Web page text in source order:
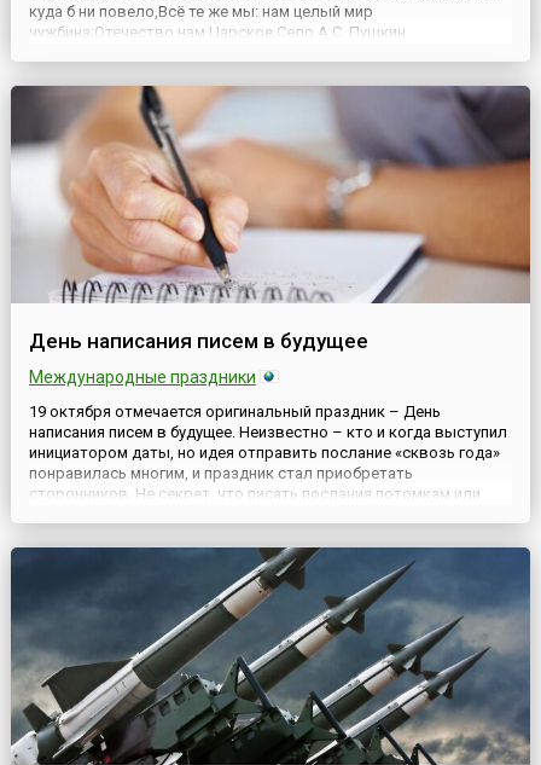
куда б ни повело,Всё те же мы: нам целый мир
чужбина;Отечество нам Царское Село.А.С. Пушкин
День написания писем в будущее
Международные праздники
19 октября отмечается оригинальный праздник – День
написания писем в будущее. Неизвестно – кто и когда выступил
инициатором даты, но идея отправить послание «сквозь года»
понравилась многим, и праздник стал приобретать
сторонников. Не секрет, что писать послания потомкам или